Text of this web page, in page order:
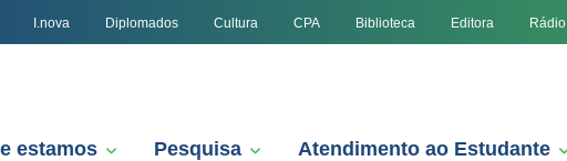
I.nova Diplomados Cultura CPA Biblioteca Editora Rádio
estamos Pesquisa Atendimento ao Estudante